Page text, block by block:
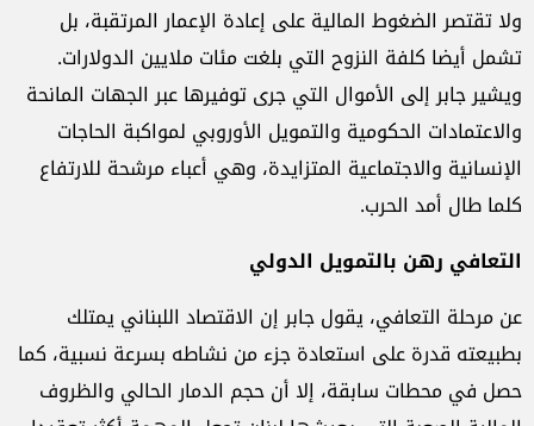
ولا تقتصر الضغوط المالية على إعادة الإعمار المرتقبة، بل
تشمل أيضا كلفة النزوح التي بلغت مئات ملايين الدولارات.
ويشير جابر إلى الأموال التي جرى توفيرها عبر الجهات المانحة
والاعتمادات الحكومية والتمويل الأوروبي لمواكبة الحاجات
الإنسانية والاجتماعية المتزايدة، وهي أعباء مرشحة للارتفاع
كلما طال أمد الحرب.
التعافي رهن بالتمويل الدولي
عن مرحلة التعافي، يقول جابر إن الاقتصاد اللبناني يمتلك
بطبيعته قدرة على استعادة جزء من نشاطه بسرعة نسبية، كما
حصل في محطات سابقة، إلا أن حجم الدمار الحالي والظروف